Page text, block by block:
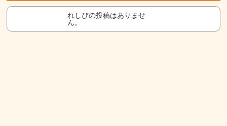
れしぴの投稿はありませ
ん。